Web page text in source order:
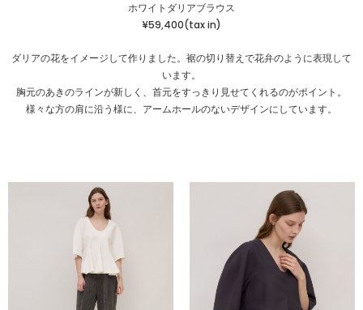
ホワイトダリアブラウス
¥59,400(tax in)
ダリアの花をイメージして作りました。裾の切り替えで花弁のように表現して
います。
胸元のあきのラインが新しく、首元をすっきり見せてくれるのがポイント。
様々な方の肩に沿う様に、アームホールのないデザインにしています。